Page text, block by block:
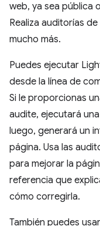
web, ya sea pública
Realiza auditorías
mucho más.
Puedes ejecutar
desde la línea de
Si le proporcionas
audite, ejecutará
luego, generará un
página. Usa las
para mejorar la
referencia que
cómo corregirla.
También puedes usar